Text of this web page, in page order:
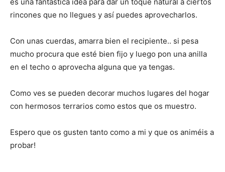
rincones que no llegues y así puedes aprovecharlos.
Con unas cuerdas, amarra bien el recipiente.. si pesa
mucho procura que esté bien fijo y luego pon una anilla
en el techo o aprovecha alguna que ya tengas.
Como ves se pueden decorar muchos lugares del hogar
con hermosos terrarios como estos que os muestro.
Espero que os gusten tanto como a mi y que os animéis a
probar!